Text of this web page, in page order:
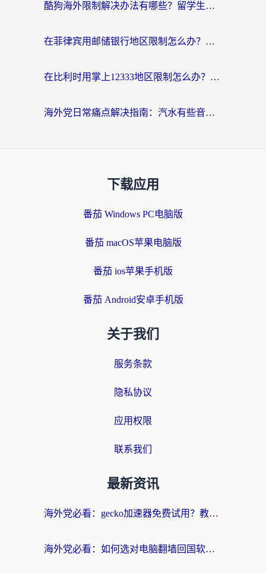
酷狗海外限制解决办法有哪些？留学生亲测有效的回国加速指南
在菲律宾用邮储银行地区限制怎么办？海外华人必看的回国加速解决方案
在比利时用掌上12333地区限制怎么办？海外华人亲测有效的回国加速方案
海外党日常痛点解决指南：汽水有些音乐在国外无法播放怎么办？
下载应用
番茄 Windows PC电脑版
番茄 macOS苹果电脑版
番茄 ios苹果手机版
番茄 Android安卓手机版
关于我们
服务条款
隐私协议
应用权限
联系我们
最新资讯
海外党必看：gecko加速器免费试用？教你选对回国加速器，无缝刷国内剧玩游戏
海外党必看：如何选对电脑翻墙回国软件，轻松解锁国内资源？